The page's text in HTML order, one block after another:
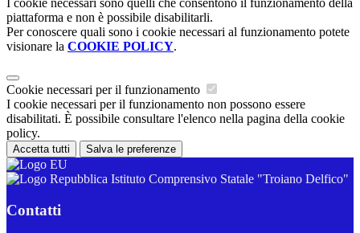
I cookie necessari sono quelli che consentono il funzionamento della
piattaforma e non è possibile disabilitarli.
Per conoscere quali sono i cookie necessari al funzionamento potete
visionare la COOKIE POLICY.
Cookie necessari per il funzionamento
I cookie necessari per il funzionamento non possono essere
disabilitati. È possibile consultare l'elenco nella pagina della cookie
policy.
Accetta tutti Salva le preferenze
Istituto Comprensivo Statale "Troiano Delfico"
Contatti